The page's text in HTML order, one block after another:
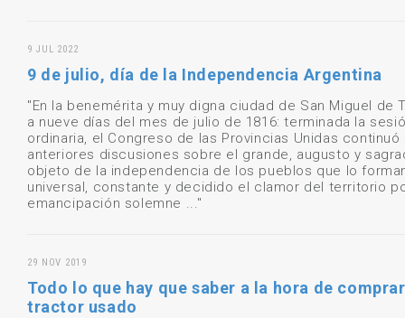
9 JUL 2022
9 de julio, día de la Independencia Argentina
"En la benemérita y muy digna ciudad de San Miguel de
a nueve días del mes de julio de 1816: terminada la
ordinaria, el Congreso de las Provincias Unidas continuó
anteriores discusiones sobre el grande, augusto y
objeto de la independencia de los pueblos que lo
universal, constante y decidido el clamor del territorio
emancipación solemne ..."
29 NOV 2019
Todo lo que hay que saber a la hora de
tractor usado